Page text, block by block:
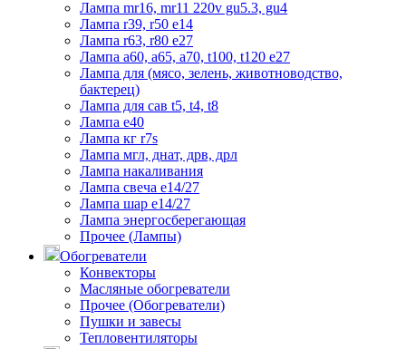
Лампа mr16, mr11 220v gu5.3, gu4
Лампа r39, r50 е14
Лампа r63, r80 е27
Лампа а60, а65, а70, t100, t120 е27
Лампа для (мясо, зелень, животноводство,
бактерец)
Лампа для сав t5, t4, t8
Лампа е40
Лампа кг r7s
Лампа мгл, днат, дрв, дрл
Лампа накаливания
Лампа свеча е14/27
Лампа шар е14/27
Лампа энергосберегающая
Прочее (Лампы)
Обогреватели
Конвекторы
Масляные обогреватели
Прочее (Обогреватели)
Пушки и завесы
Тепловентиляторы